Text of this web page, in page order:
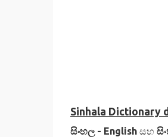
Sinhala Dictionary
සිංහල - English සහ